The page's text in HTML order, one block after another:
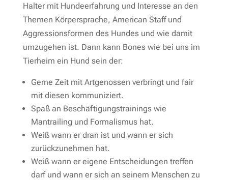
Halter mit Hundeerfahrung und Interesse an den
Themen Körpersprache, American Staff und
Aggressionsformen des Hundes und wie damit
umzugehen ist. Dann kann Bones wie bei uns im
Tierheim ein Hund sein der:
Gerne Zeit mit Artgenossen verbringt und fair
mit diesen kommuniziert.
Spaß an Beschäftigungstrainings wie
Mantrailing und Formalismus hat.
Weiß wann er dran ist und wann er sich
zurückzunehmen hat.
Weiß wann er eigene Entscheidungen treffen
darf und wann er sich an seinem Menschen zu